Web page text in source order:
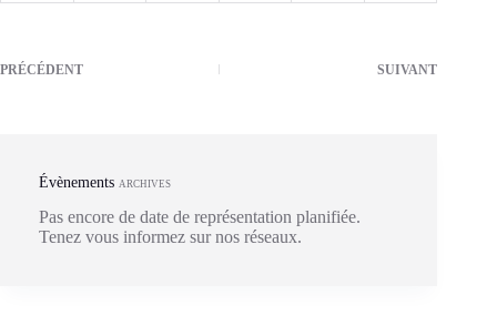
PRÉCÉDENT SUIVANT
Évènements ARCHIVES
Pas encore de date de représentation planifiée.
Tenez vous informez sur nos réseaux.